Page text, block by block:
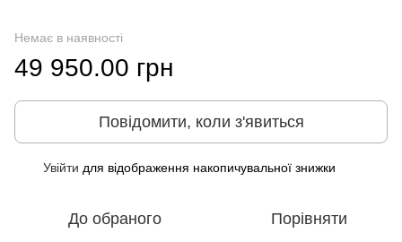
Немає в наявності
49 950.00 грн
Повідомити, коли з'явиться
Увійти для відображення накопичувальної знижки
До обраного Порівняти